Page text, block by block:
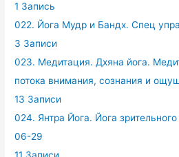
1 Запись
022. Йога Мудр и Бандх. Спец
3 Записи
023. Медитация. Дхяна йога.
потока внимания, сознания и
13 Записи
024. Янтра Йога. Йога
06-29